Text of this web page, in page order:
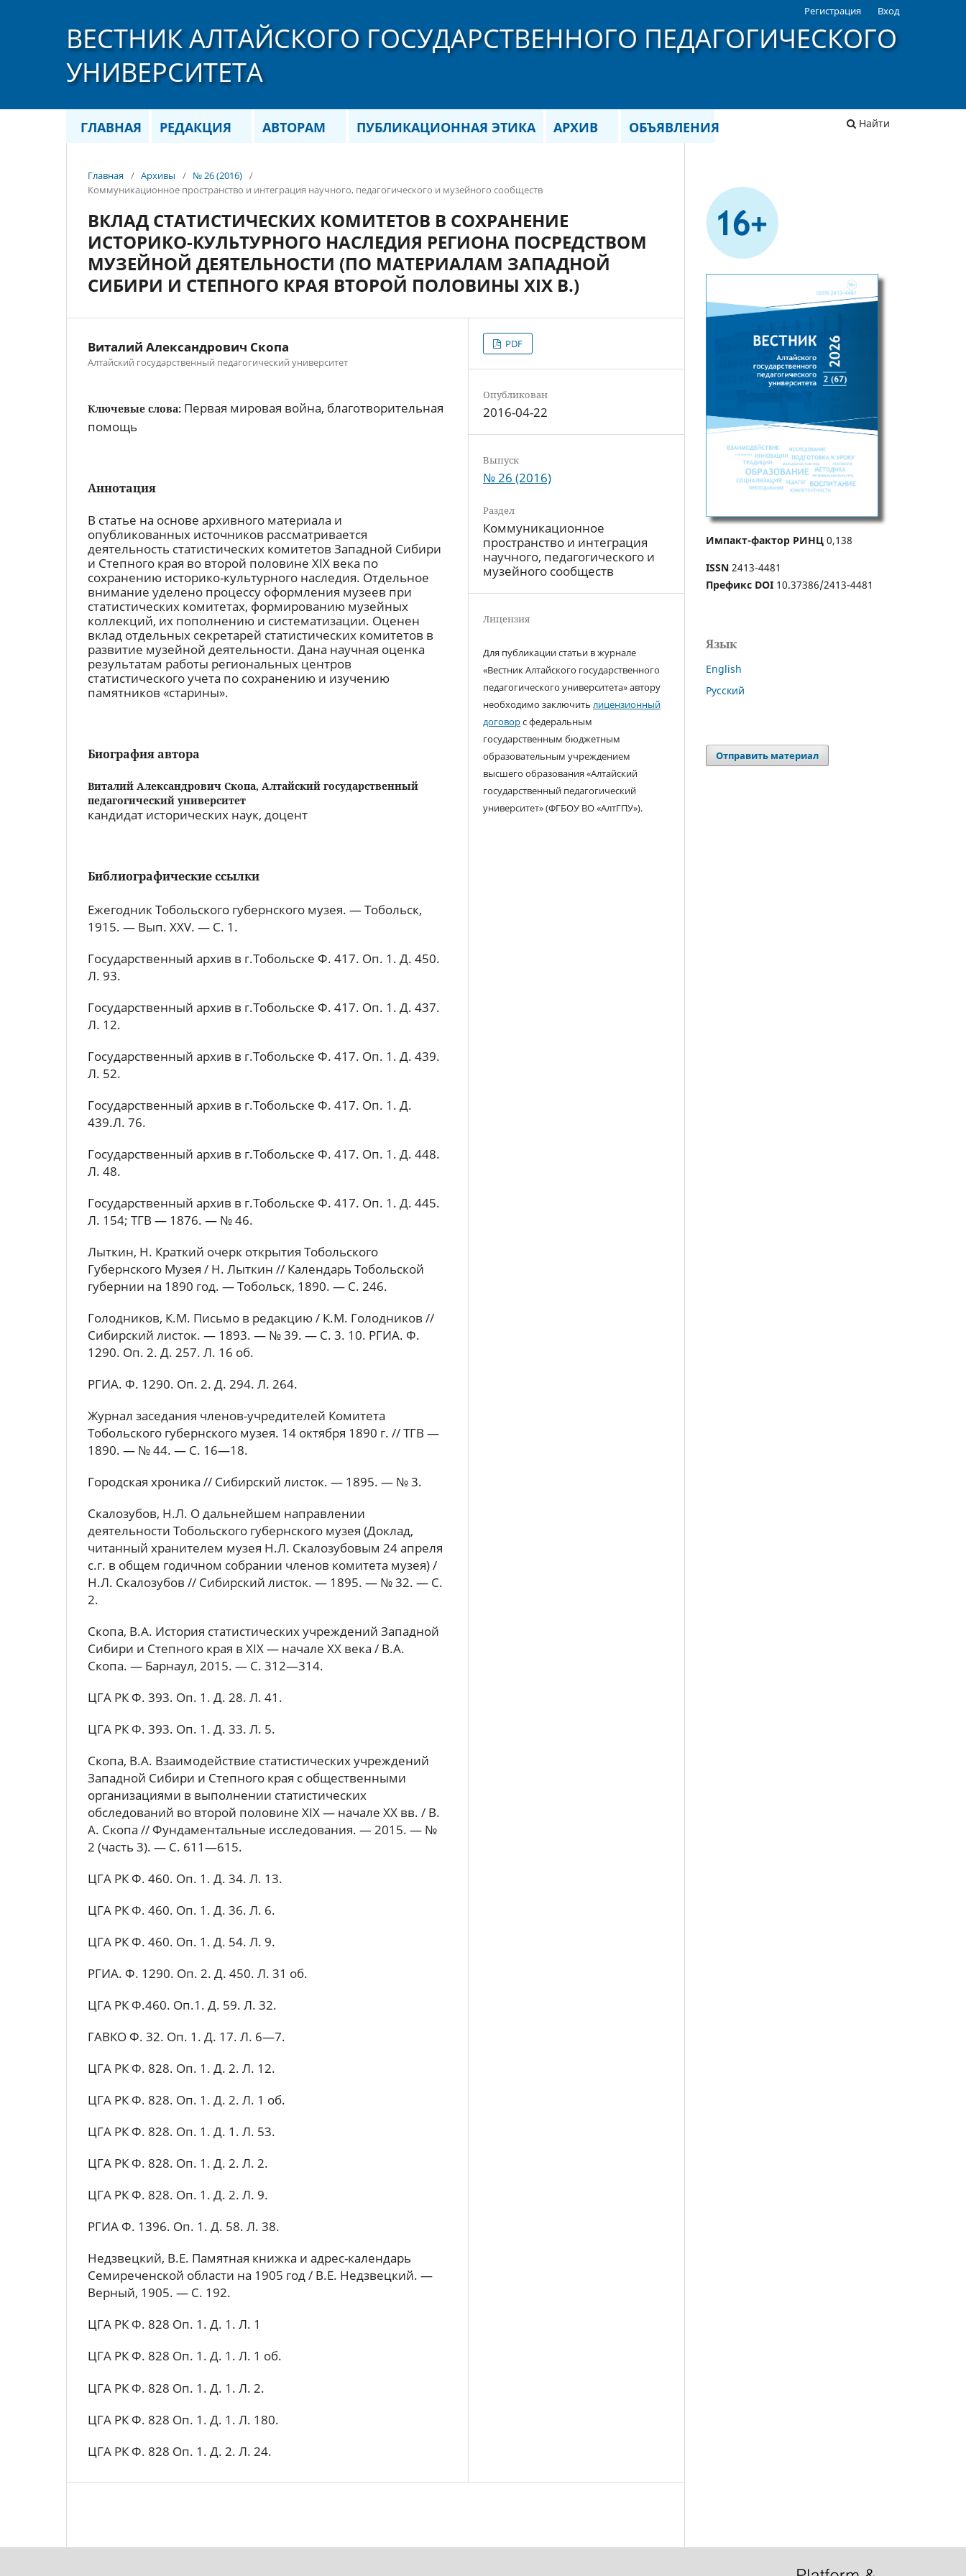
ВЕСТНИК АЛТАЙСКОГО ГОСУДАРСТВЕННОГО ПЕДАГОГИЧЕСКОГО
УНИВЕРСИТЕТА
ГЛАВНАЯ РЕДАКЦИЯ АВТОРАМ ПУБЛИКАЦИОННАЯ ЭТИКА АРХИВ ОБЪЯВЛЕНИЯ Найти
Регистрация Вход
Главная / Архивы / № 26 (2016) /
Коммуникационное пространство и интеграция научного, педагогического и музейного сообществ
ВКЛАД СТАТИСТИЧЕСКИХ КОМИТЕТОВ В СОХРАНЕНИЕ
ИСТОРИКО-КУЛЬТУРНОГО НАСЛЕДИЯ РЕГИОНА ПОСРЕДСТВОМ
МУЗЕЙНОЙ ДЕЯТЕЛЬНОСТИ (ПО МАТЕРИАЛАМ ЗАПАДНОЙ
СИБИРИ И СТЕПНОГО КРАЯ ВТОРОЙ ПОЛОВИНЫ XIX В.)
Виталий Александрович Скопа
Алтайский государственный педагогический университет
Ключевые слова: Первая мировая война, благотворительная
помощь
Аннотация
В статье на основе архивного материала и
опубликованных источников рассматривается
деятельность статистических комитетов Западной Сибири
и Степного края во второй половине XIX века по
сохранению историко-культурного наследия. Отдельное
внимание уделено процессу оформления музеев при
статистических комитетах, формированию музейных
коллекций, их пополнению и систематизации. Оценен
вклад отдельных секретарей статистических комитетов в
развитие музейной деятельности. Дана научная оценка
результатам работы региональных центров
статистического учета по сохранению и изучению
памятников «старины».
Биография автора
Виталий Александрович Скопа, Алтайский государственный
педагогический университет
кандидат исторических наук, доцент
Библиографические ссылки
Ежегодник Тобольского губернского музея. — Тобольск,
1915. — Вып. XXV. — С. 1.
Государственный архив в г.Тобольске Ф. 417. Оп. 1. Д. 450.
Л. 93.
Государственный архив в г.Тобольске Ф. 417. Оп. 1. Д. 437.
Л. 12.
Государственный архив в г.Тобольске Ф. 417. Оп. 1. Д. 439.
Л. 52.
Государственный архив в г.Тобольске Ф. 417. Оп. 1. Д.
439.Л. 76.
Государственный архив в г.Тобольске Ф. 417. Оп. 1. Д. 448.
Л. 48.
Государственный архив в г.Тобольске Ф. 417. Оп. 1. Д. 445.
Л. 154; ТГВ — 1876. — № 46.
Лыткин, Н. Краткий очерк открытия Тобольского
Губернского Музея / Н. Лыткин // Календарь Тобольской
губернии на 1890 год. — Тобольск, 1890. — С. 246.
Голодников, К.М. Письмо в редакцию / К.М. Голодников //
Сибирский листок. — 1893. — № 39. — С. 3. 10. РГИА. Ф.
1290. Оп. 2. Д. 257. Л. 16 об.
РГИА. Ф. 1290. Оп. 2. Д. 294. Л. 264.
Журнал заседания членов-учредителей Комитета
Тобольского губернского музея. 14 октября 1890 г. // ТГВ —
1890. — № 44. — С. 16—18.
Городская хроника // Сибирский листок. — 1895. — № 3.
Скалозубов, Н.Л. О дальнейшем направлении
деятельности Тобольского губернского музея (Доклад,
читанный хранителем музея Н.Л. Скалозубовым 24 апреля
с.г. в общем годичном собрании членов комитета музея) /
Н.Л. Скалозубов // Сибирский листок. — 1895. — № 32. — С.
2.
Скопа, В.А. История статистических учреждений Западной
Сибири и Степного края в XIX — начале XX века / В.А.
Скопа. — Барнаул, 2015. — С. 312—314.
ЦГА РК Ф. 393. Оп. 1. Д. 28. Л. 41.
ЦГА РК Ф. 393. Оп. 1. Д. 33. Л. 5.
Скопа, В.А. Взаимодействие статистических учреждений
Западной Сибири и Степного края с общественными
организациями в выполнении статистических
обследований во второй половине XIX — начале XX вв. / В.
А. Скопа // Фундаментальные исследования. — 2015. — №
2 (часть 3). — С. 611—615.
ЦГА РК Ф. 460. Оп. 1. Д. 34. Л. 13.
ЦГА РК Ф. 460. Оп. 1. Д. 36. Л. 6.
ЦГА РК Ф. 460. Оп. 1. Д. 54. Л. 9.
РГИА. Ф. 1290. Оп. 2. Д. 450. Л. 31 об.
ЦГА РК Ф.460. Оп.1. Д. 59. Л. 32.
ГАВКО Ф. 32. Оп. 1. Д. 17. Л. 6—7.
ЦГА РК Ф. 828. Оп. 1. Д. 2. Л. 12.
ЦГА РК Ф. 828. Оп. 1. Д. 2. Л. 1 об.
ЦГА РК Ф. 828. Оп. 1. Д. 1. Л. 53.
ЦГА РК Ф. 828. Оп. 1. Д. 2. Л. 2.
ЦГА РК Ф. 828. Оп. 1. Д. 2. Л. 9.
РГИА Ф. 1396. Оп. 1. Д. 58. Л. 38.
Недзвецкий, В.Е. Памятная книжка и адрес-календарь
Семиреченской области на 1905 год / В.Е. Недзвецкий. —
Верный, 1905. — С. 192.
ЦГА РК Ф. 828 Оп. 1. Д. 1. Л. 1
ЦГА РК Ф. 828 Оп. 1. Д. 1. Л. 1 об.
ЦГА РК Ф. 828 Оп. 1. Д. 1. Л. 2.
ЦГА РК Ф. 828 Оп. 1. Д. 1. Л. 180.
ЦГА РК Ф. 828 Оп. 1. Д. 2. Л. 24.
PDF
Опубликован
2016-04-22
Выпуск
№ 26 (2016)
Раздел
Коммуникационное
пространство и интеграция
научного, педагогического и
музейного сообществ
Лицензия
Для публикации статьи в журнале
«Вестник Алтайского государственного
педагогического университета» автору
необходимо заключитьлицензионный
договорс федеральным
государственным бюджетным
образовательным учреждением
высшего образования «Алтайский
государственный педагогический
университет» (ФГБОУ ВО «АлтГПУ»).
Импакт-фактор РИНЦ 0,138
ISSN 2413-4481
Префикс DOI 10.37386/2413-4481
Язык
English
Русский
Отправить материал